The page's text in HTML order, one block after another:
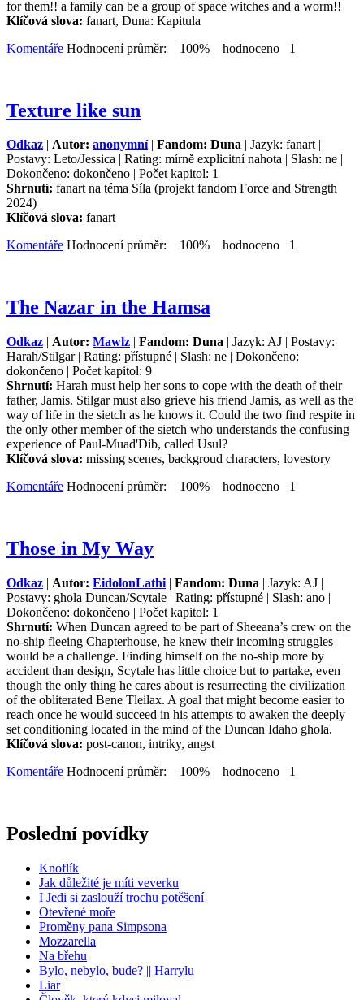
for them!! a family can be a group of space witches and a worm!!
Klíčová slova: fanart, Duna: Kapitula
Komentáře Hodnocení průměr: 100% hodnoceno 1
Texture like sun
Odkaz | Autor: anonymní| Fandom: Duna | Jazyk: fanart |
Postavy: Leto/Jessica | Rating: mírně explicitní nahota | Slash: ne |
Dokončeno: dokončeno | Počet kapitol: 1
Shrnutí: fanart na téma Síla (projekt fandom Force and Strength
2024)
Klíčová slova: fanart
Komentáře Hodnocení průměr: 100% hodnoceno 1
The Nazar in the Hamsa
Odkaz | Autor: Mawlz | Fandom: Duna | Jazyk: AJ | Postavy:
Harah/Stilgar | Rating: přístupné | Slash: ne | Dokončeno:
dokončeno | Počet kapitol: 9
Shrnutí: Harah must help her sons to cope with the death of their
father, Jamis. Stilgar must also grieve his friend Jamis, as well as the
way of life in the sietch as he knows it. Could the two find respite in
the only other member of the sietch who understands the confusing
experience of Paul-Muad'Dib, called Usul?
Klíčová slova: missing scenes, backgroud characters, lovestory
Komentáře Hodnocení průměr: 100% hodnoceno 1
Those in My Way
Odkaz | Autor: EidolonLathi | Fandom: Duna | Jazyk: AJ |
Postavy: ghola Duncan/Scytale | Rating: přístupné | Slash: ano |
Dokončeno: dokončeno | Počet kapitol: 1
Shrnutí: When Duncan agreed to be part of Sheeana’s crew on the
no-ship fleeing Chapterhouse, he knew their incoming struggles
would be a challenge. Finding himself on the no-ship more by
accident than design, Scytale has little choice but to partake, even
though the only thing he cares about is resurrecting the civilization
of the obliterated Bene Tleilax. A goal that might become easier to
reach once he would succeed in his attempts to awaken the deeply
set conditioning located in the mind of the Duncan Idaho ghola.
Klíčová slova: post-canon, intriky, angst
Komentáře Hodnocení průměr: 100% hodnoceno 1
Poslední povídky
Knoflík
Jak důležité je míti veverku
I Jedi si zaslouží trochu potěšení
Otevřené moře
Proměny pana Simpsona
Mozzarella
Na břehu
Bylo, nebylo, bude? || Harrylu
Liar